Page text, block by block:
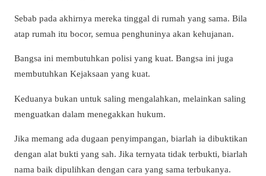
Sebab pada akhirnya mereka tinggal di rumah yang sama. Bila
atap rumah itu bocor, semua penghuninya akan kehujanan.
Bangsa ini membutuhkan polisi yang kuat. Bangsa ini juga
membutuhkan Kejaksaan yang kuat.
Keduanya bukan untuk saling mengalahkan, melainkan saling
menguatkan dalam menegakkan hukum.
Jika memang ada dugaan penyimpangan, biarlah ia dibuktikan
dengan alat bukti yang sah. Jika ternyata tidak terbukti, biarlah
nama baik dipulihkan dengan cara yang sama terbukanya.